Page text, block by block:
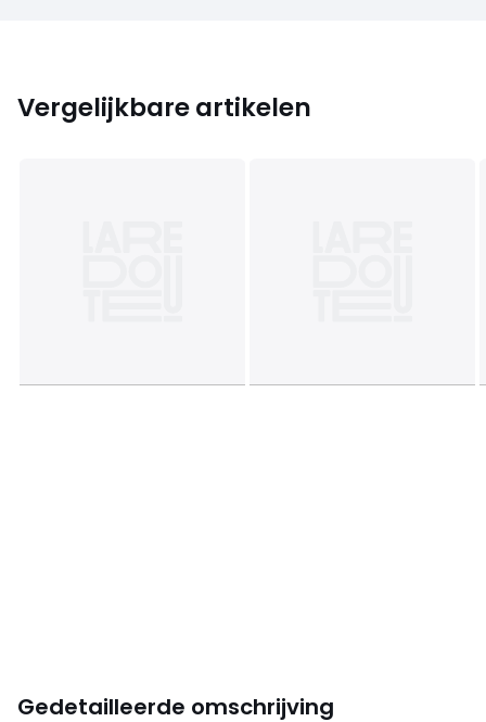
Vergelijkbare artikelen
Gedetailleerde omschrijving